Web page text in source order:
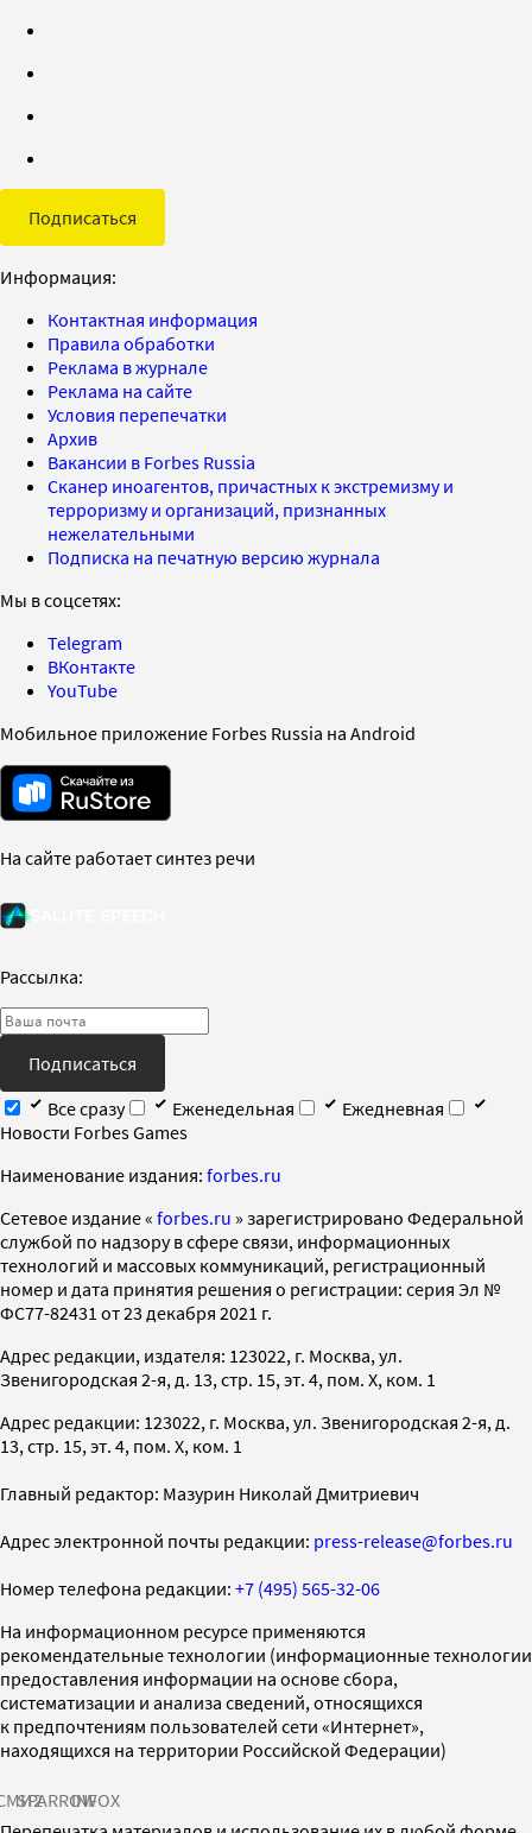
Подписаться
Информация:
Контактная информация
Правила обработки
Реклама в журнале
Реклама на сайте
Условия перепечатки
Архив
Вакансии в Forbes Russia
Сканер иноагентов, причастных к экстремизму и
терроризму и организаций, признанных
нежелательными
Подписка на печатную версию журнала
Мы в соцсетях:
Telegram
ВКонтакте
YouTube
Мобильное приложение Forbes Russia на Android
На сайте работает синтез речи
Рассылка:
Подписаться
Все сразу
Еженедельная
Ежедневная
Новости Forbes Games
Наименование издания: forbes.ru
Cетевое издание « forbes.ru » зарегистрировано Федеральной
службой по надзору в сфере связи, информационных
технологий и массовых коммуникаций, регистрационный
номер и дата принятия решения о регистрации: серия Эл №
ФС77-82431 от 23 декабря 2021 г.
Адрес редакции, издателя: 123022, г. Москва, ул.
Звенигородская 2-я, д. 13, стр. 15, эт. 4, пом. X, ком. 1
Адрес редакции: 123022, г. Москва, ул. Звенигородская 2-я, д.
13, стр. 15, эт. 4, пом. X, ком. 1
Главный редактор: Мазурин Николай Дмитриевич
Адрес электронной почты редакции: press-release@forbes.ru
Номер телефона редакции: +7 (495) 565-32-06
На информационном ресурсе применяются
рекомендательные технологии (информационные технологии
предоставления информации на основе сбора,
систематизации и анализа сведений, относящихся
к предпочтениям пользователей сети «Интернет»,
находящихся на территории Российской Федерации)
SPARROWINFOX